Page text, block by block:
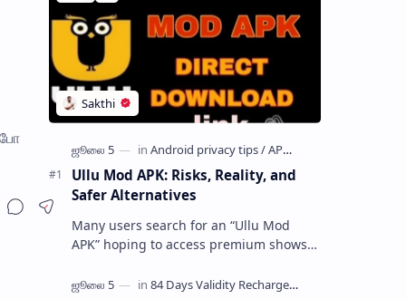
Ullu Mod APK: Risks, Reality, and
Safer Alternatives
Many users search for an “Ullu Mod
APK” hoping to access premium shows
modified application files are often …